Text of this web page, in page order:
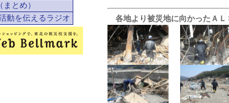
各地より被災地に向かったＡ
とめ）
動を伝えるラジオ